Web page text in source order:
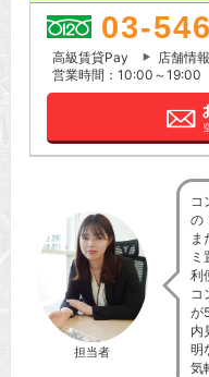
03-
高級賃貸Pay
店舗情報
営業時間：10:00～19:00
担当者
コ
の
ま
ミ
利
コ
が
内
明
気